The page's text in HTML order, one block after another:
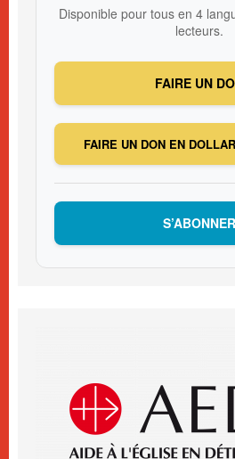
Disponible pour tous en 4
lecteurs.
FAIRE UN
FAIRE UN DON EN
S’ABONNER